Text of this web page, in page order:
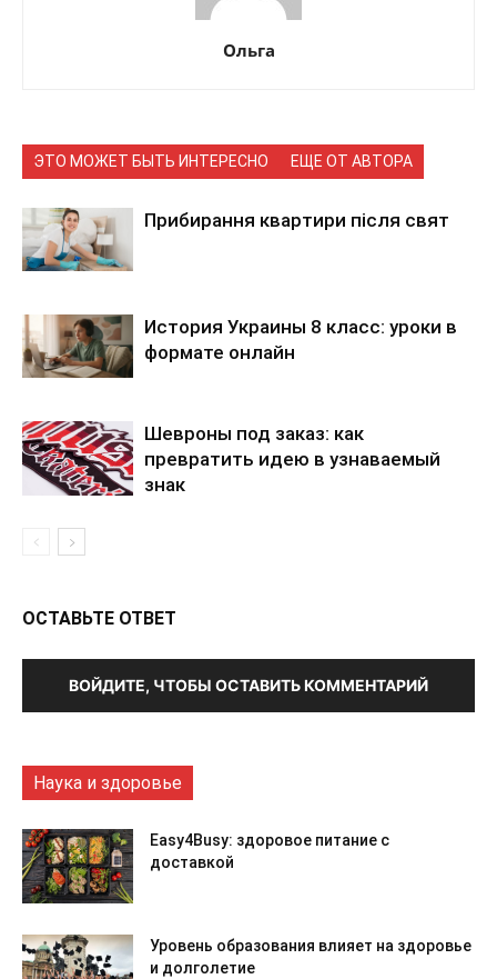
Ольга
ЭТО МОЖЕТ БЫТЬ ИНТЕРЕСНО ЕЩЕ ОТ АВТОРА
Прибирання квартири після свят
История Украины 8 класс: уроки в
формате онлайн
Шевроны под заказ: как
превратить идею в узнаваемый
знак
ОСТАВЬТЕ ОТВЕТ
ВОЙДИТЕ, ЧТОБЫ ОСТАВИТЬ КОММЕНТАРИЙ
Наука и здоровье
Easy4Busy: здоровое питание с
доставкой
Уровень образования влияет на здоровье
и долголетие